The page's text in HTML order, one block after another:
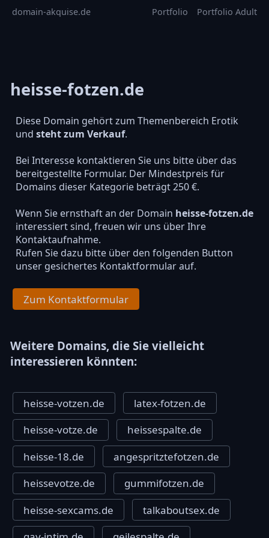
domain-akquise.de Portfolio Portfolio Adult
heisse-fotzen.de
Diese Domain gehört zum Themenbereich Erotik
und steht zum Verkauf.
Bei Interesse kontaktieren Sie uns bitte über das
bereitgestellte Formular. Der Mindestpreis für
Domains dieser Kategorie beträgt 250 €.
Wenn Sie ernsthaft an der Domain heisse-fotzen.de
interessiert sind, freuen wir uns über Ihre
Kontaktaufnahme.
Rufen Sie dazu bitte über den folgenden Button
unser gesichertes Kontaktformular auf.
Zum Kontaktformular
Weitere Domains, die Sie vielleicht
interessieren könnten:
heisse-votzen.de
latex-fotzen.de
heisse-votze.de
heissespalte.de
heisse-18.de
angespritztefotzen.de
heissevotze.de
gummifotzen.de
heisse-sexcams.de
talkaboutsex.de